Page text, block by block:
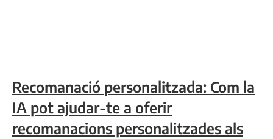
Recomanació personalitzada: Com la
IA pot ajudar-te a oferir
recomanacions personalitzades als